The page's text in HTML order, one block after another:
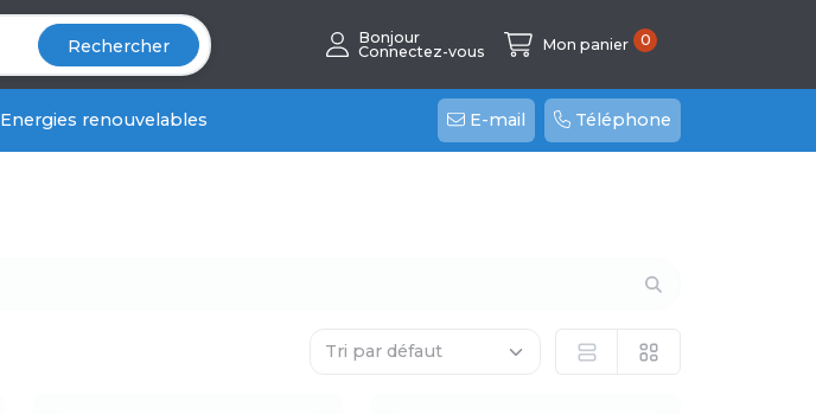
Rechercher
Bonjour
Connectez-vous
Mon panier 0
Energies renouvelables E-mail Téléphone